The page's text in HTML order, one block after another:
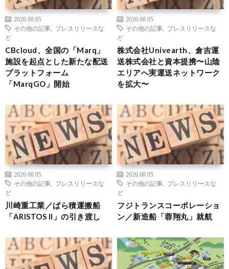
2026.08.05
その他の記事
プレスリリースな
ど
CBcloud、全国の「Marq」
施設を起点とした新たな配送
プラットフォーム
「MarqGO」開始
2026.08.05
その他の記事
プレスリリースな
ど
株式会社Univearth、倉吉運
送株式会社と資本提携〜山陰
エリアへ実運送ネットワーク
を拡大〜
2026.08.05
その他の記事
プレスリリースな
ど
川崎重工業／ばら積運搬船
「ARISTOS II」の引き渡し
2026.08.05
その他の記事
プレスリリースな
ど
フジトランスコーポレーショ
ン／新造船「蓉翔丸」就航